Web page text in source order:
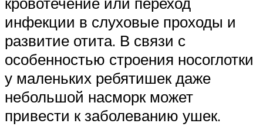
инфекции в слуховые проходы и
развитие отита. В связи с
особенностью строения носоглотки
у маленьких ребятишек даже
небольшой насморк может
привести к заболеванию ушек.